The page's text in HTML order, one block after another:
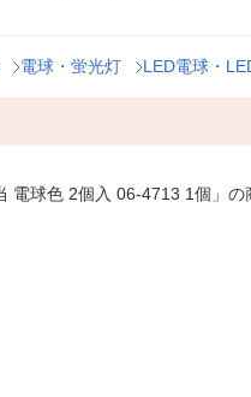
電球・蛍光灯 LED電球・